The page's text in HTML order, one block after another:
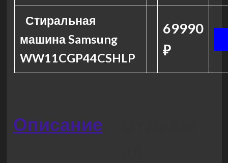
Стиральная
машина Samsung
WW11CGP44CSHLP
69990
₽
Описание